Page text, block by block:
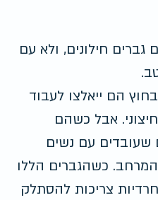
גברים חילונים, ולא עם
הם ייאלצו לעבוד
אבל כשהם
שעובדים עם נשים
כשהגברים הללו
צריכות להסתלק